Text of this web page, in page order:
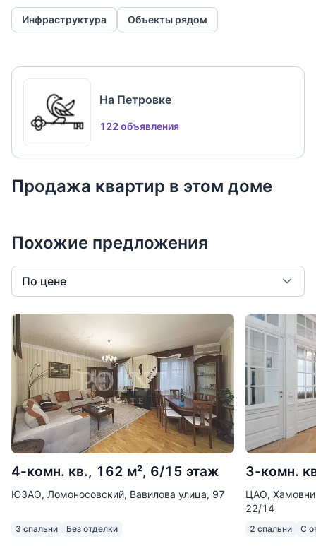
О ДОКУМЕНТАХ
Без обременений.
Дом под реновацию!
Инфраструктура Объекты рядом
На Петровке
122 объявления
Продажа квартир в этом доме
Похожие предложения
По цене
4-комн. кв., 162 м², 6/15 этаж
ЮЗАО, Ломоносовский, Вавилова улица, 97
3 спальни Без отделки
3-комн.
ЦАО,
22/14
2 спальни С